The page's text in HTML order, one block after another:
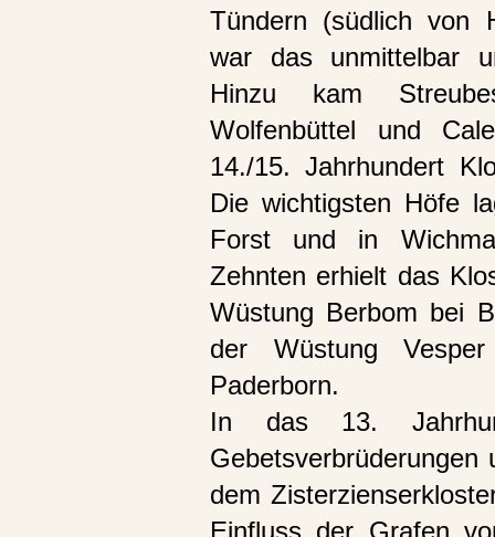
Tündern (südlich von
war das unmittelbar
Hinzu kam
Wolfenbüttel und
14./15. Jahrhundert
Die wichtigsten Höfe
Forst und in
Zehnten erhielt das
Wüstung Berbom bei
der Wüstung
Paderborn.
In das 13.
dem
Einfluss der Grafen